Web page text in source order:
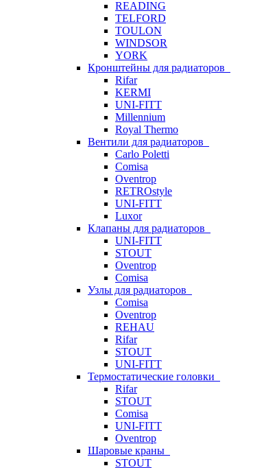
READING
TELFORD
TOULON
WINDSOR
YORK
Кронштейны для радиаторов
Rifar
KERMI
UNI-FITT
Millennium
Royal Thermo
Вентили для радиаторов
Carlo Poletti
Comisa
Oventrop
RETROstyle
UNI-FITT
Luxor
Клапаны для радиаторов
UNI-FITT
STOUT
Oventrop
Comisa
Узлы для радиаторов
Comisa
Oventrop
REHAU
Rifar
STOUT
UNI-FITT
Термостатические головки
Rifar
STOUT
Comisa
UNI-FITT
Oventrop
Шаровые краны
STOUT